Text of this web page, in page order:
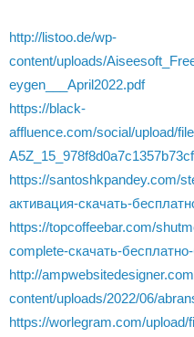
http://listoo.de/wp-
content/uploads/
eygen___April2022.pdf
https://black-
affluence.com/social/upload/
https://santoshkpandey.com/
активация-скачать-
https://topcoffeebar.com/
complete-скачать-
http://
content/uploads/2022/06/
https://worlegram.com/